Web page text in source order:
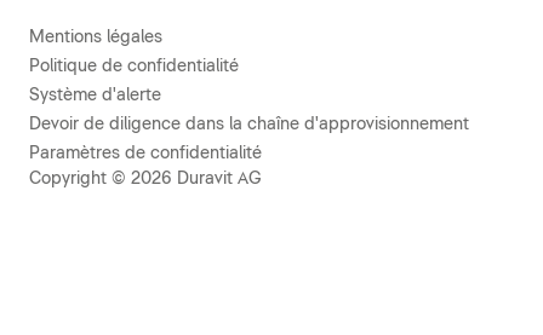
Mentions légales
Politique de confidentialité
Système d'alerte
Devoir de diligence dans la chaîne d'approvisionnement
Paramètres de confidentialité
Copyright © 2026 Duravit AG